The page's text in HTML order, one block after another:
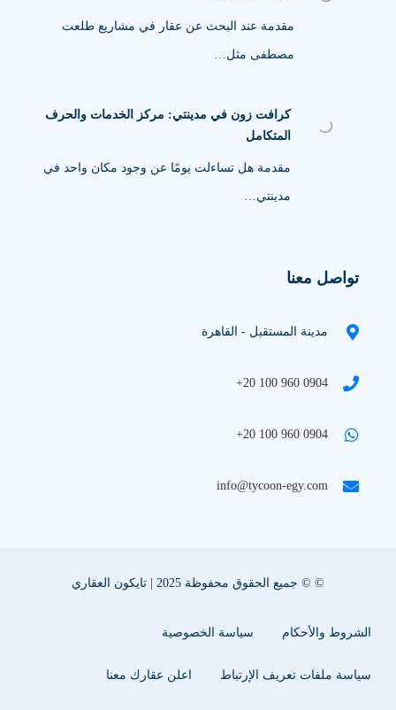
مقدمة عند البحث عن عقار في مشاريع طلعت
مصطفى مثل…
كرافت زون في مدينتي: مركز الخدمات والحرف
المتكامل
مقدمة هل تساءلت يومًا عن وجود مكان واحد في
مدينتي…
تواصل معنا
مدينة المستقبل - القاهرة
+20 100 960 0904
+20 100 960 0904
info@tycoon-egy.com
© © جميع الحقوق محفوظة 2025 | تايكون العقاري
الشروط والأحكام سياسة الخصوصية
سياسة ملفات تعريف الإرتباط اعلن عقارك معنا